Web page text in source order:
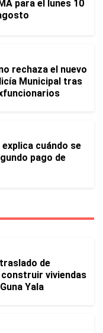
para el lunes 10
rechaza el nuevo
Municipal tras
explica cuándo se
pago de
de
viviendas
Yala